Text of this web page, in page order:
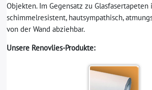
Objekten. Im Gegensatz zu Glasfasertapeten
schimmelresistent, hautsympathisch,
von der Wand abziehbar.
Unsere Renovlies-Produkte: